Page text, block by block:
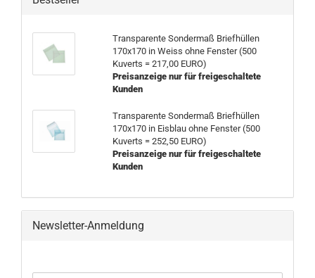
Transparente Sondermaß Briefhüllen
170x170 in Weiss ohne Fenster (500
Kuverts = 217,00 EURO)
Preisanzeige nur für freigeschaltete
Kunden
Transparente Sondermaß Briefhüllen
170x170 in Eisblau ohne Fenster (500
Kuverts = 252,50 EURO)
Preisanzeige nur für freigeschaltete
Kunden
Newsletter-Anmeldung